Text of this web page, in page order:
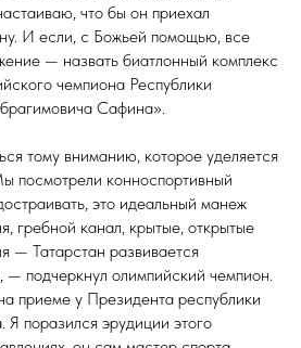
что бы он приехал
И если, с Божьей помощью, все
— назвать биатлонный комплекс
чемпиона Республики
Сафина».
тому вниманию, которое уделяется
посмотрели конноспортивный
это идеальный манеж
гребной канал, крытые, открытые
— Татарстан развивается
подчеркнул олимпийский чемпион.
приеме у Президента республики
Я поразился эрудиции этого